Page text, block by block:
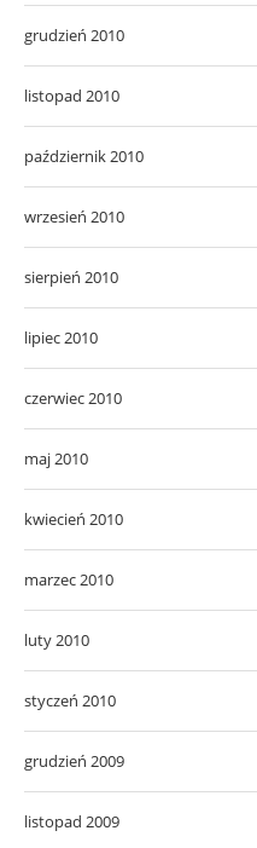
grudzień 2010
listopad 2010
październik 2010
wrzesień 2010
sierpień 2010
lipiec 2010
czerwiec 2010
maj 2010
kwiecień 2010
marzec 2010
luty 2010
styczeń 2010
grudzień 2009
listopad 2009